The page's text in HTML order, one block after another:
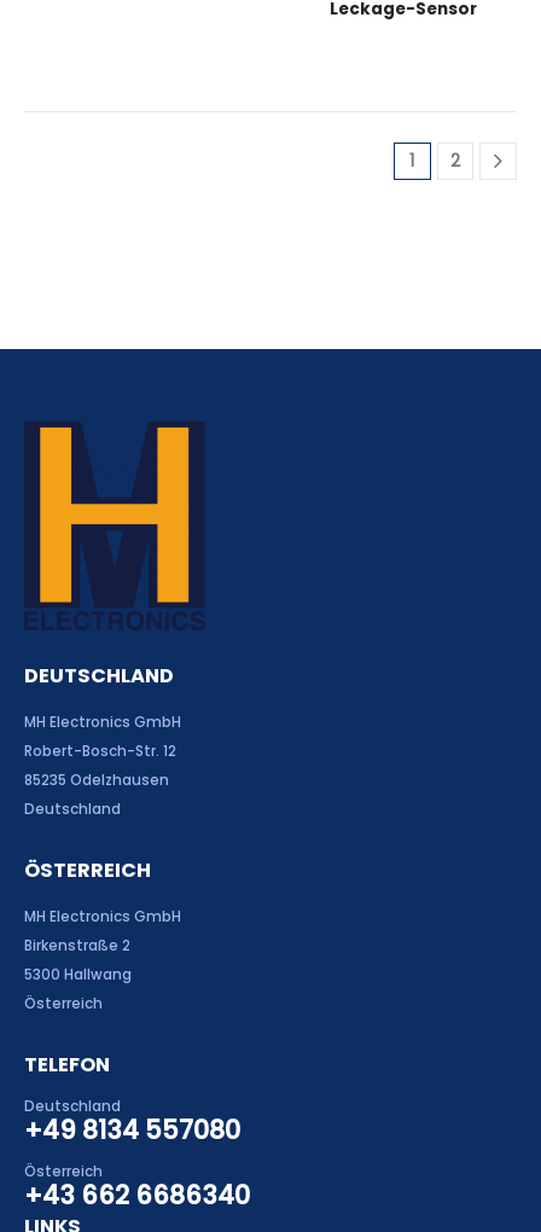
Leckage-Sensor
1 2
DEUTSCHLAND
MH Electronics GmbH
Robert-Bosch-Str. 12
85235 Odelzhausen
Deutschland
ÖSTERREICH
MH Electronics GmbH
Birkenstraße 2
5300 Hallwang
Österreich
TELEFON
Deutschland
+49 8134 557080
Österreich
+43 662 6686340
LINKS